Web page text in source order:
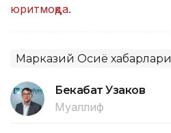
юритмоқда.
Марказий Осиё хабарлари
Бекабат Узаков
Муаллиф